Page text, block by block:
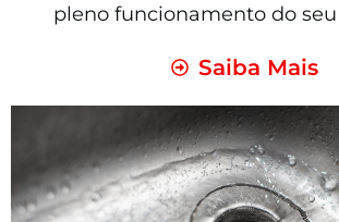
pleno funcionamento do
Saiba Mais